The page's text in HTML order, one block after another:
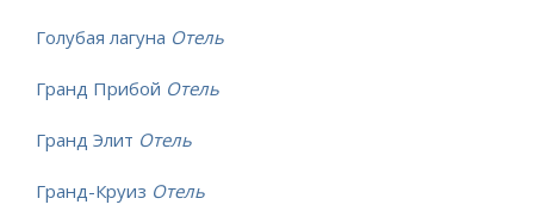
Голубая лагуна Отель
Гранд Прибой Отель
Гранд Элит Отель
Гранд-Круиз Отель